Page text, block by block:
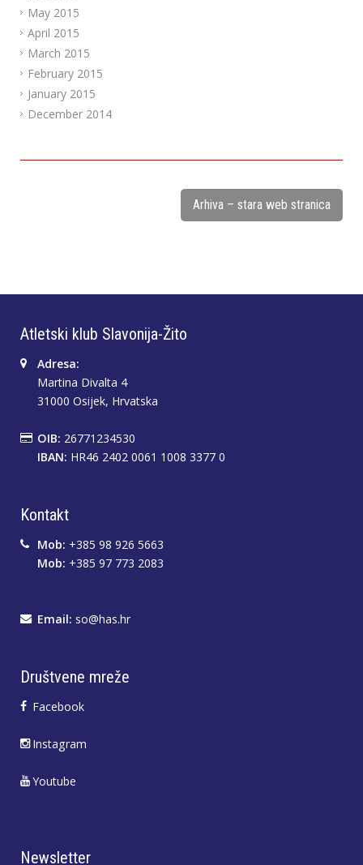
May 2015
April 2015
March 2015
February 2015
January 2015
December 2014
Arhiva – stara web stranica
Atletski klub Slavonija-Žito
Adresa:
Martina Divalta 4
31000 Osijek, Hrvatska
OIB: 26771234530
IBAN: HR46 2402 0061 1008 3377 0
Kontakt
Mob: +385 98 926 5663
Mob: +385 97 773 2083
Email: so@has.hr
Društvene mreže
Facebook
Instagram
Youtube
Newsletter